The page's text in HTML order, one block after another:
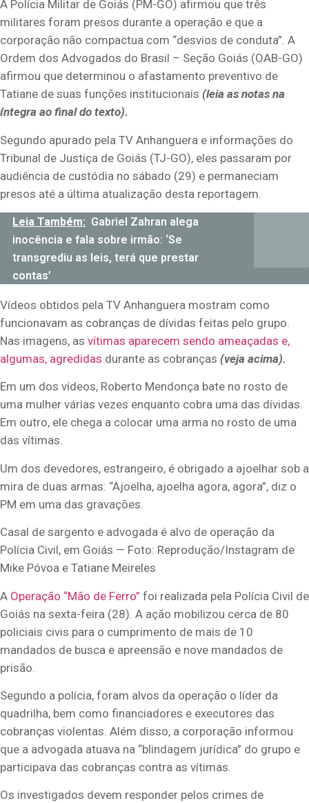
A Polícia Militar de Goiás (PM-GO) afirmou que três
militares foram presos durante a operação e que a
corporação não compactua com “desvios de conduta”. A
Ordem dos Advogados do Brasil – Seção Goiás (OAB-GO)
afirmou que determinou o afastamento preventivo de
Tatiane de suas funções institucionais (leia as notas na
íntegra ao final do texto).
Segundo apurado pela TV Anhanguera e informações do
Tribunal de Justiça de Goiás (TJ-GO), eles passaram por
audiência de custódia no sábado (29) e permaneciam
presos até a última atualização desta reportagem.
Leia Também: Gabriel Zahran alega
inocência e fala sobre irmão: ‘Se
transgrediu as leis, terá que prestar
contas’
Vídeos obtidos pela TV Anhanguera mostram como
funcionavam as cobranças de dívidas feitas pelo grupo.
Nas imagens, as vítimas aparecem sendo ameaçadas e,
algumas, agredidas durante as cobranças (veja acima).
Em um dos vídeos, Roberto Mendonça bate no rosto de
uma mulher várias vezes enquanto cobra uma das dívidas.
Em outro, ele chega a colocar uma arma no rosto de uma
das vítimas.
Um dos devedores, estrangeiro, é obrigado a ajoelhar sob a
mira de duas armas: “Ajoelha, ajoelha agora, agora”, diz o
PM em uma das gravações.
Casal de sargento e advogada é alvo de operação da
Polícia Civil, em Goiás — Foto: Reprodução/Instagram de
Mike Póvoa e Tatiane Meireles
A Operação “Mão de Ferro” foi realizada pela Polícia Civil de
Goiás na sexta-feira (28). A ação mobilizou cerca de 80
policiais civis para o cumprimento de mais de 10
mandados de busca e apreensão e nove mandados de
prisão.
Segundo a polícia, foram alvos da operação o líder da
quadrilha, bem como financiadores e executores das
cobranças violentas. Além disso, a corporação informou
que a advogada atuava na “blindagem jurídica” do grupo e
participava das cobranças contra as vítimas.
Os investigados devem responder pelos crimes de